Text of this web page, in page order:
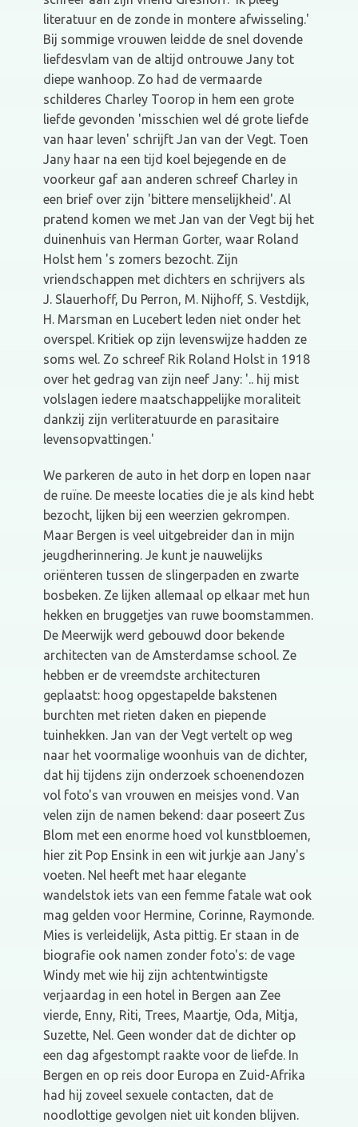
literatuur en de zonde in montere afwisseling.'
Bij sommige vrouwen leidde de snel dovende
liefdesvlam van de altijd ontrouwe Jany tot
diepe wanhoop. Zo had de vermaarde
schilderes Charley Toorop in hem een grote
liefde gevonden 'misschien wel dé grote liefde
van haar leven' schrijft Jan van der Vegt. Toen
Jany haar na een tijd koel bejegende en de
voorkeur gaf aan anderen schreef Charley in
een brief over zijn 'bittere menselijkheid'. Al
pratend komen we met Jan van der Vegt bij het
duinenhuis van Herman Gorter, waar Roland
Holst hem 's zomers bezocht. Zijn
vriendschappen met dichters en schrijvers als
J. Slauerhoff, Du Perron, M. Nijhoff, S. Vestdijk,
H. Marsman en Lucebert leden niet onder het
overspel. Kritiek op zijn levenswijze hadden ze
soms wel. Zo schreef Rik Roland Holst in 1918
over het gedrag van zijn neef Jany: '.. hij mist
volslagen iedere maatschappelijke moraliteit
dankzij zijn verliteratuurde en parasitaire
levensopvattingen.'
We parkeren de auto in het dorp en lopen naar
de ruïne. De meeste locaties die je als kind hebt
bezocht, lijken bij een weerzien gekrompen.
Maar Bergen is veel uitgebreider dan in mijn
jeugdherinnering. Je kunt je nauwelijks
oriënteren tussen de slingerpaden en zwarte
bosbeken. Ze lijken allemaal op elkaar met hun
hekken en bruggetjes van ruwe boomstammen.
De Meerwijk werd gebouwd door bekende
architecten van de Amsterdamse school. Ze
hebben er de vreemdste architecturen
geplaatst: hoog opgestapelde bakstenen
burchten met rieten daken en piepende
tuinhekken. Jan van der Vegt vertelt op weg
naar het voormalige woonhuis van de dichter,
dat hij tijdens zijn onderzoek schoenendozen
vol foto's van vrouwen en meisjes vond. Van
velen zijn de namen bekend: daar poseert Zus
Blom met een enorme hoed vol kunstbloemen,
hier zit Pop Ensink in een wit jurkje aan Jany's
voeten. Nel heeft met haar elegante
wandelstok iets van een femme fatale wat ook
mag gelden voor Hermine, Corinne, Raymonde.
Mies is verleidelijk, Asta pittig. Er staan in de
biografie ook namen zonder foto's: de vage
Windy met wie hij zijn achtentwintigste
verjaardag in een hotel in Bergen aan Zee
vierde, Enny, Riti, Trees, Maartje, Oda, Mitja,
Suzette, Nel. Geen wonder dat de dichter op
een dag afgestompt raakte voor de liefde. In
Bergen en op reis door Europa en Zuid-Afrika
had hij zoveel sexuele contacten, dat de
noodlottige gevolgen niet uit konden blijven.